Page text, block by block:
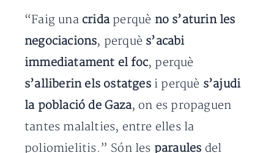
“Faig una crida perquè no s’aturin les
negociacions, perquè s’acabi
immediatament el foc, perquè
s’alliberin els ostatges i perquè s’ajudi
la població de Gaza, on es propaguen
tantes malalties, entre elles la
poliomielitis.” Són les paraules del